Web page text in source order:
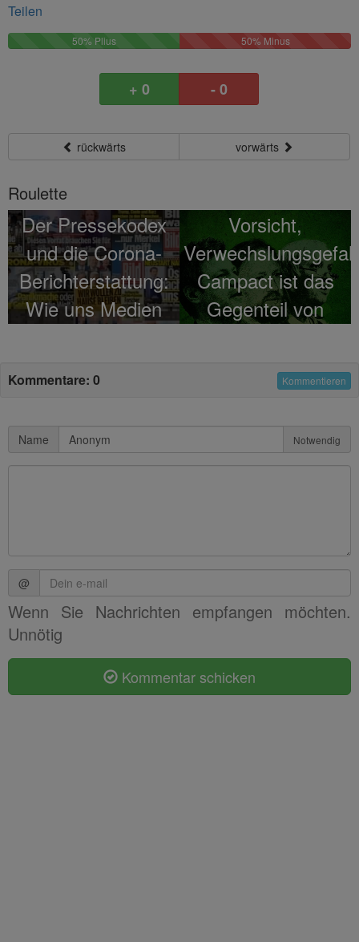
Teilen
50% Plius50%
50% Minus50%
+ 0 - 0
rückwärts vorwärts
Roulette
Der Pressekodex
und die Corona-
Berichterstattung:
Wie uns Medien
Vorsicht,
Campact ist das
Gegenteil von
Kommentare: 0 Kommentieren
Name Notwendig
@
Wenn Sie Nachrichten empfangen möchten.
Unnötig
Kommentar schicken